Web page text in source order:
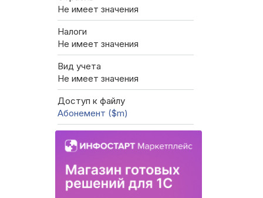
Не имеет значения
Налоги
Не имеет значения
Вид учета
Не имеет значения
Доступ к файлу
Абонемент ($m)